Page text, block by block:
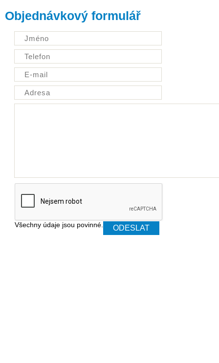
Objednávkový formulář
Všechny údaje jsou povinné.